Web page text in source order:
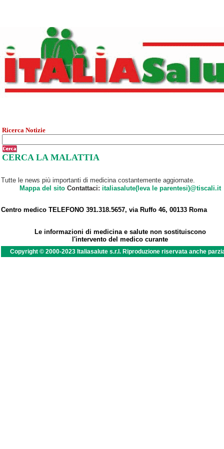
Ricerca Notizie
CERCA LA MALATTIA
Tutte le news più importanti di medicina costantemente aggiornate.
Mappa del sitoContattaci: italiasalute(leva le parentesi)@tiscali.it
Centro medico TELEFONO 391.318.5657, via Ruffo 46, 00133 Roma
Le informazioni di medicina e salute non sostituiscono
l'intervento del medico curante
Copyright © 2000-2023 Italiasalute s.r.l. Riproduzione riservata anche